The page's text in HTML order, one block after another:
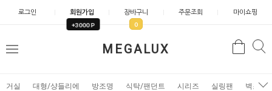
로그인 회원가입
+3000 P
장바구니
0
주문조회 마이쇼핑
MEGALUX
메
검
거실 대형/샹들리에 방조명 식탁/팬던트 시리즈 실링팬 벽조명